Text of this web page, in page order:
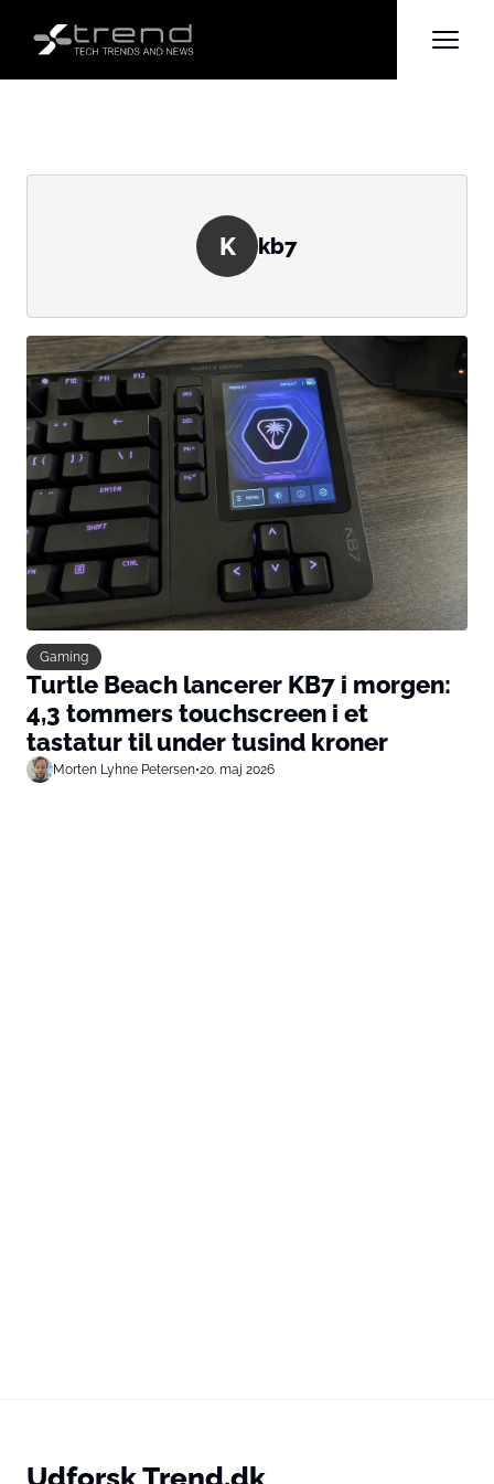
K kb7
Gaming
Turtle Beach lancerer KB7 i morgen:
4,3 tommers touchscreen i et
tastatur til under tusind kroner
Morten Lyhne Petersen•20. maj 2026
Udforsk Trend.dk